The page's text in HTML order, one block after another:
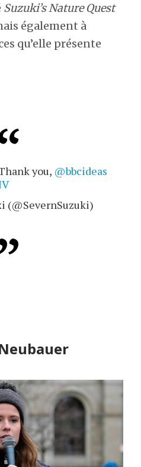
Suzuki’s Nature Quest
également à
qu’elle présente
you, @bbcideas
(@SevernSuzuki)